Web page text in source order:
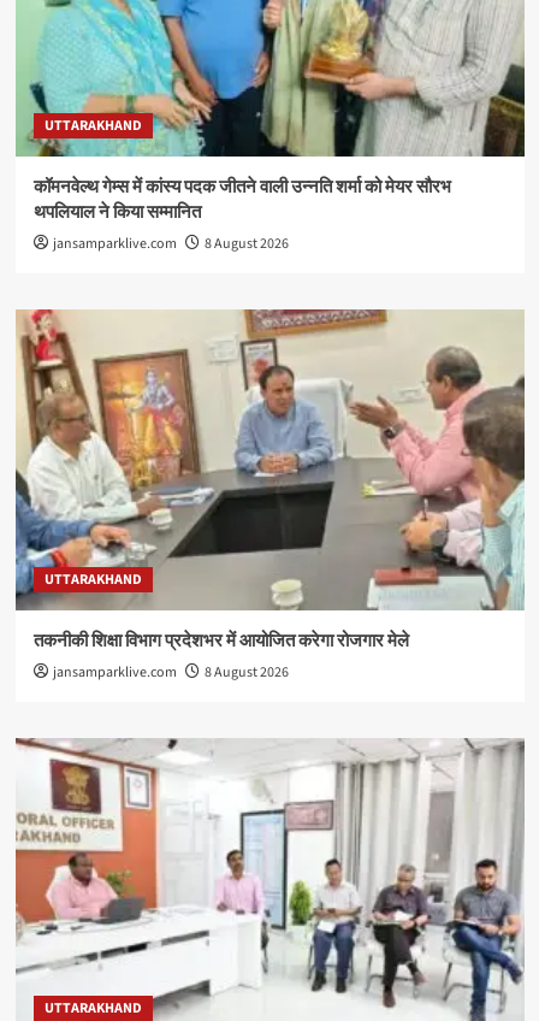
UTTARAKHAND
कॉमनवेल्थ गेम्स में कांस्य पदक जीतने वाली उन्नति शर्मा को मेयर सौरभ
थपलियाल ने किया सम्मानित
jansamparklive.com 8 August 2026
UTTARAKHAND
तकनीकी शिक्षा विभाग प्रदेशभर में आयोजित करेगा रोजगार मेले
jansamparklive.com 8 August 2026
UTTARAKHAND